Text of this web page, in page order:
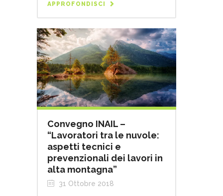
APPROFONDISCI
Convegno INAIL –
“Lavoratori tra le nuvole:
aspetti tecnici e
prevenzionali dei lavori in
alta montagna”
31 Ottobre 2018